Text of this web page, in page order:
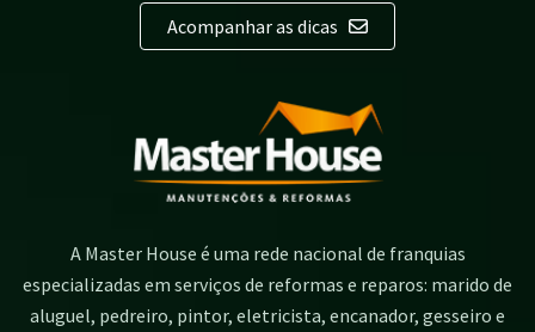
Acompanhar as dicas
A Master House é uma rede nacional de franquias
especializadas em serviços de reformas e reparos: marido de
aluguel, pedreiro, pintor, eletricista, encanador, gesseiro e